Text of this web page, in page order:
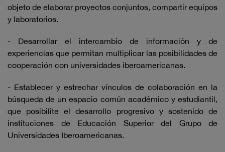
objeto de elaborar proyectos conjuntos, compartir equipos
y laboratorios.
- Desarrollar el intercambio de información y de
experiencias que permitan multiplicar las posibilidades de
cooperación con universidades iberoamericanas.
- Establecer y estrechar vínculos de colaboración en la
búsqueda de un espacio común académico y estudiantil,
que posibilite el desarrollo progresivo y sostenido de
instituciones de Educación Superior del Grupo de
Universidades Iberoamericanas.